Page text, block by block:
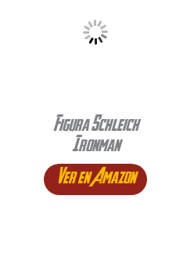
Figura Schleich
Ironman
Ver en Amazon